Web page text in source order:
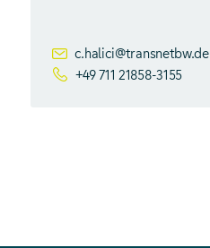
c.halici@transnetbw.de
+49 711 21858-3155